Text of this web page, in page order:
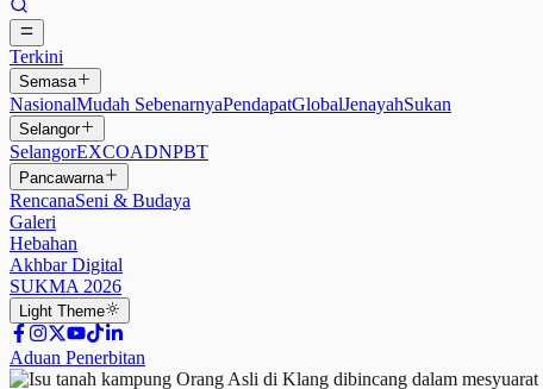
Terkini
Semasa
NasionalMudah SebenarnyaPendapatGlobalJenayahSukan
Selangor
SelangorEXCOADNPBT
Pancawarna
RencanaSeni & Budaya
Galeri
Hebahan
Akhbar Digital
SUKMA 2026
Light Theme
Aduan Penerbitan